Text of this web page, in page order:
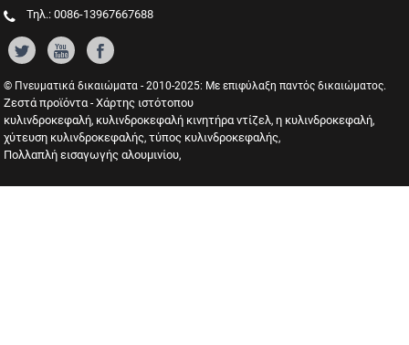
Τηλ.: 0086-13967667688
© Πνευματικά δικαιώματα - 2010-2025: Με επιφύλαξη παντός δικαιώματος.
Ζεστά προϊόντα-Χάρτης ιστότοπου
κυλινδροκεφαλή, κυλινδροκεφαλή κινητήρα ντίζελ, η κυλινδροκεφαλή,
χύτευση κυλινδροκεφαλής,τύπος κυλινδροκεφαλής,
Πολλαπλή εισαγωγής αλουμινίου,